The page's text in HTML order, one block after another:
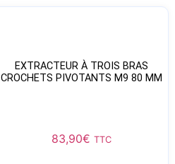
EXTRACTEUR À TROIS BRAS
CROCHETS PIVOTANTS M9 80 MM
83,90€ TTC